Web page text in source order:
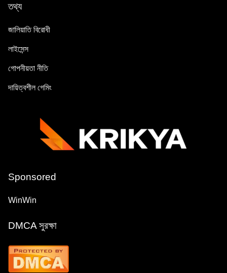
তথ্য
জালিয়াতি বিরোধী
লাইসেন্স
গোপনীয়তা নীতি
দায়িত্বশীল গেমিং
Sponsored
WinWin
DMCA সুরক্ষা